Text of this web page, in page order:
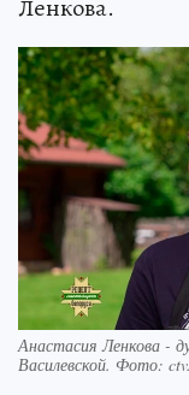
Ленкова.
Анастасия Ленкова -
Василевской. Фото: